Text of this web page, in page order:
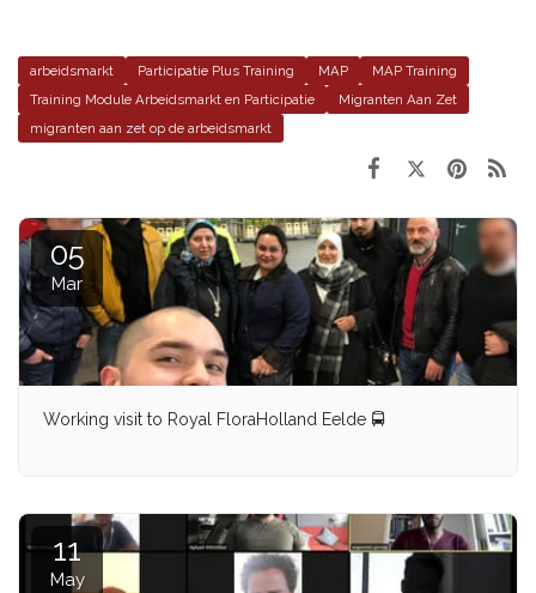
arbeidsmarkt Participatie Plus Training MAP
MAP Training
Training Module Arbeidsmarkt en Participatie
Migranten Aan Zet
migranten aan zet op de arbeidsmarkt
05
Mar
Working visit to Royal FloraHolland Eelde 🚍
11
May